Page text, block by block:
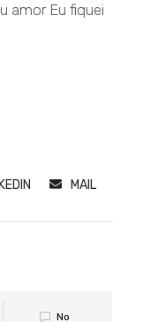
amor Eu fiquei
MAIL
No